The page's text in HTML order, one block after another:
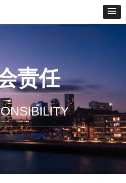
责任